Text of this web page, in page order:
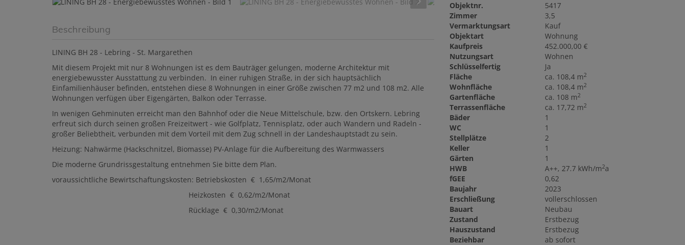
Beschreibung
LINING BH 28 - Lebring - St. Margarethen
Mit diesem Projekt mit nur 8 Wohnungen ist es dem Bauträger gelungen, moderne Architektur mit
energiebewusster Ausstattung zu verbinden. In einer ruhigen Straße, in der sich hauptsächlich
Einfamilienhäuser befinden, entstehen diese 8 Wohnungen in einer Größe zwischen 77 m2 und 108 m2. Alle
Wohnungen verfügen über Eigengärten, Balkon oder Terrasse.
In wenigen Gehminuten erreicht man den Bahnhof oder die Neue Mittelschule, bzw. den Ortskern. Lebring
erfreut sich durch seinen großen Freizeitwert - wie Golfplatz, Tennisplatz, oder auch Wandern und Radeln -
großer Beliebtheit, verbunden mit dem Vorteil mit dem Zug schnell in der Landeshauptstadt zu sein.
Heizung: Nahwärme (Hackschnitzel, Biomasse) PV-Anlage für die Aufbereitung des Warmwassers
Die moderne Grundrissgestaltung entnehmen Sie bitte dem Plan.
voraussichtliche Bewirtschaftungskosten: Betriebskosten € 1,65/m2/Monat
Heizkosten € 0,62/m2/Monat
Rücklage € 0,30/m2/Monat
Objektnr.
5417
Zimmer
3,5
Vermarktungsart
Kauf
Objektart
Wohnung
Kaufpreis
452.000,00 €
Nutzungsart
Wohnen
Schlüsselfertig
Ja
Fläche
ca. 108,4 m2
Wohnfläche ca. 108,4 m2
Gartenfläche ca. 108 m2
Terrassenfläche ca. 17,72 m2
Bäder
1
WC
1
Stellplätze
2
Keller
1
Gärten
1
HWB
A++, 27.7 kWh/m2a
fGEE
0,62
Baujahr
2023
Erschließung
vollerschlossen
Bauart
Neubau
Zustand
Erstbezug
Hauszustand
Erstbezug
Beziehbar
ab sofort